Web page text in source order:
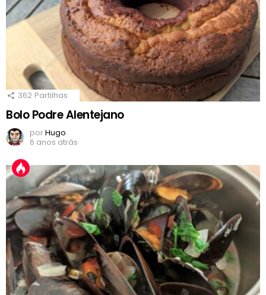
362 Partilhas
Bolo Podre Alentejano
porHugo
6 anos atrás